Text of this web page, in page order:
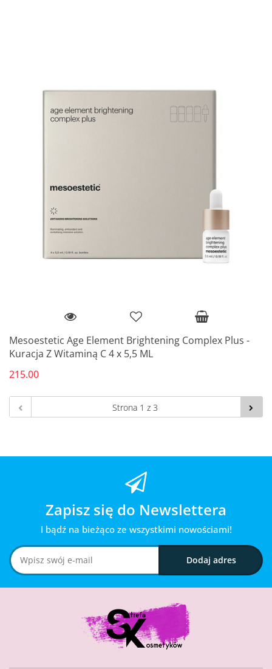
Mesoestetic Age Element Brightening Complex Plus -
Kuracja Z Witaminą C 4 x 5,5 ML
215.00
Zapisz się do Newslettera
I bądź na bieżąco ze wszystkimi nowościami!